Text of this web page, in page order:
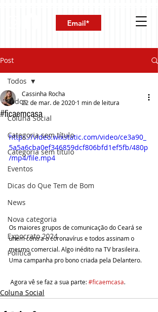
Post
Todos
Coluna Social
Categoria sem título
Categoria sem título
Eventos
Dicas do Que Tem de Bom
News
Nova categoria
Expocrato 2024
Política
Todos
#ficaemcasa
Cassinha Rocha
22 de mar. de 2020 1 min de leitura
https://video.wixstatic.com/video/ce3a90_
5a5a6cba0ef346859dcf806bfd1ef5fb/480p
/mp4/file.mp4
Os maiores grupos de comunicação do Ceará se
unem contra o coronavírus e todos assinam o
mesmo comercial. Algo inédito na TV brasileira.
Uma campanha pro bono criada pela Delantero.
Agora vê se faz a sua parte: #ficaemcasa.
Coluna Social